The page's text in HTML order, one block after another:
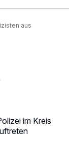
aus
im Kreis